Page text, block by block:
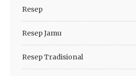
Resep
Resep Jamu
Resep Tradisional